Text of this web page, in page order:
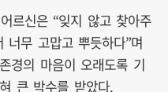
르신은 “잊지 않고 찾아주
무 고맙고 뿌듯하다”며
경의 마음이 오래도록 기
큰 박수를 받았다.